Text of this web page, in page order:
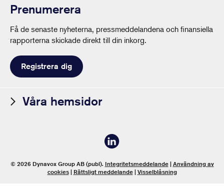
Prenumerera
Få de senaste nyheterna, pressmeddelandena och finansiella
rapporterna skickade direkt till din inkorg.
Registrera dig
Våra hemsidor
© 2026 Dynavox Group AB (publ). Integritetsmeddelande| Användning av
cookies| Rättsligt meddelande| Visselblåsning